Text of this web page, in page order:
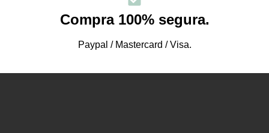
Compra 100% segura.
Paypal / Mastercard / Visa.